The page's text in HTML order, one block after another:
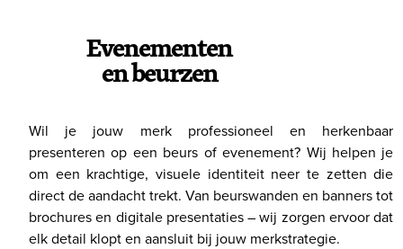
Evenementen
en beurzen
Wil je jouw merk professioneel en herkenbaar
presenteren op een beurs of evenement? Wij helpen je
om een krachtige, visuele identiteit neer te zetten die
direct de aandacht trekt. Van beurswanden en banners tot
brochures en digitale presentaties – wij zorgen ervoor dat
elk detail klopt en aansluit bij jouw merkstrategie.